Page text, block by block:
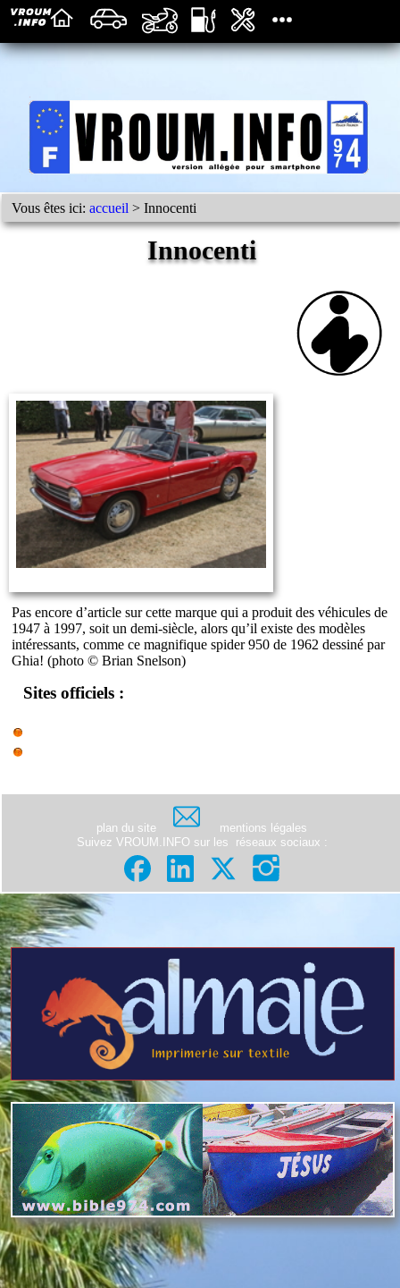
Vous êtes ici:accueil > Innocenti
Innocenti
Pas encore d’article sur cette marque qui a produit des véhicules de
1947 à 1997, soit un demi-siècle, alors qu’il existe des modèles
intéressants, comme ce magnifique spider 950 de 1962 dessiné par
Ghia! (photo © Brian Snelson)
Sites officiels :
plan du site
mentions légales
Suivez VROUM.INFO sur les
réseaux sociaux :